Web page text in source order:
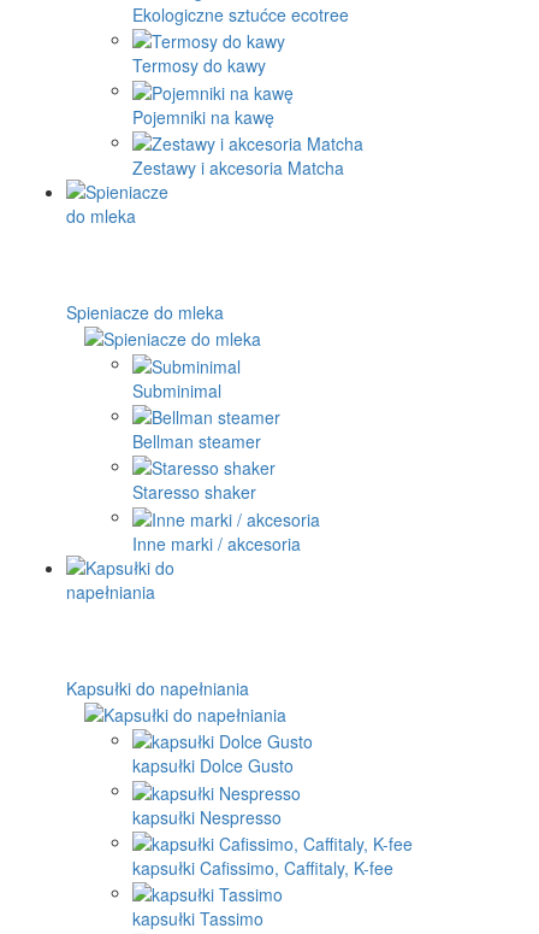
Ekologiczne sztućce ecotree
Termosy do kawy
Pojemniki na kawę
Zestawy i akcesoria Matcha
Spieniacze do mleka
Subminimal
Bellman steamer
Staresso shaker
Inne marki / akcesoria
Kapsułki do napełniania
kapsułki Dolce Gusto
kapsułki Nespresso
kapsułki Cafissimo, Caffitaly, K-fee
kapsułki Tassimo